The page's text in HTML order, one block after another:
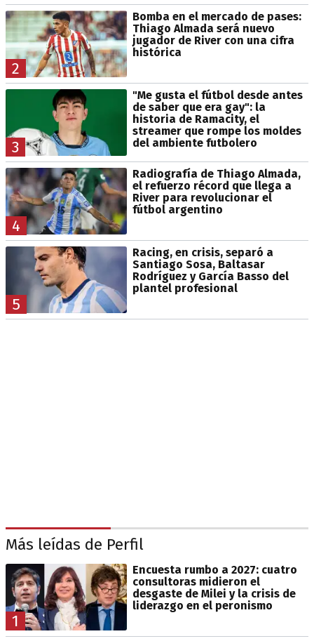
2
Bomba en el mercado de pases:
Thiago Almada será nuevo
jugador de River con una cifra
histórica
3
"Me gusta el fútbol desde antes
de saber que era gay": la
historia de Ramacity, el
streamer que rompe los moldes
del ambiente futbolero
4
Radiografía de Thiago Almada,
el refuerzo récord que llega a
River para revolucionar el
fútbol argentino
5
Racing, en crisis, separó a
Santiago Sosa, Baltasar
Rodríguez y García Basso del
plantel profesional
Más leídas de Perfil
1
Encuesta rumbo a 2027: cuatro
consultoras midieron el
desgaste de Milei y la crisis de
liderazgo en el peronismo